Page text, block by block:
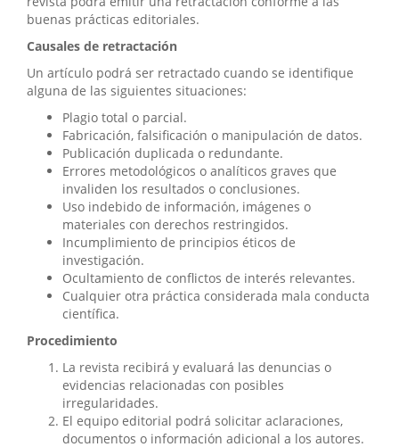
buenas prácticas editoriales.
Causales de retractación
Un artículo podrá ser retractado cuando se identifique
alguna de las siguientes situaciones:
Plagio total o parcial.
Fabricación, falsificación o manipulación de datos.
Publicación duplicada o redundante.
Errores metodológicos o analíticos graves que
invaliden los resultados o conclusiones.
Uso indebido de información, imágenes o
materiales con derechos restringidos.
Incumplimiento de principios éticos de
investigación.
Ocultamiento de conflictos de interés relevantes.
Cualquier otra práctica considerada mala conducta
científica.
Procedimiento
La revista recibirá y evaluará las denuncias o
evidencias relacionadas con posibles
irregularidades.
El equipo editorial podrá solicitar aclaraciones,
documentos o información adicional a los autores.